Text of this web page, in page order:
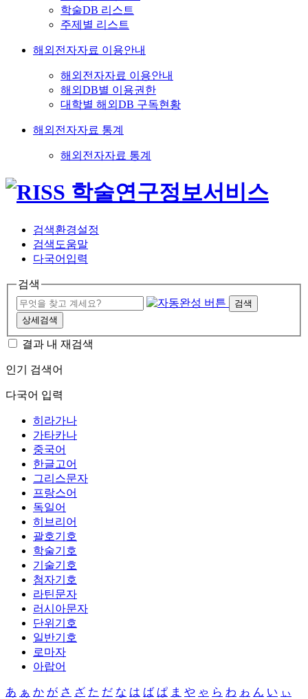
학술DB 리스트
주제별 리스트
해외전자자료 이용안내
해외전자자료 이용안내
해외DB별 이용권한
대학별 해외DB 구독현황
해외전자자료 통계
해외전자자료 통계
검색환경설정
검색도움말
다국어입력
검색
검색
상세검색
결과 내 재검색
인기 검색어
다국어 입력
히라가나
가타카나
중국어
한글고어
그리스문자
프랑스어
독일어
히브리어
괄호기호
학술기호
기술기호
첨자기호
라틴문자
러시아문자
단위기호
일반기호
로마자
아랍어
あ ぁ か が さ ざ た だ な は ば ぱ ま や ゃ ら わ ゎ ん い ぃ